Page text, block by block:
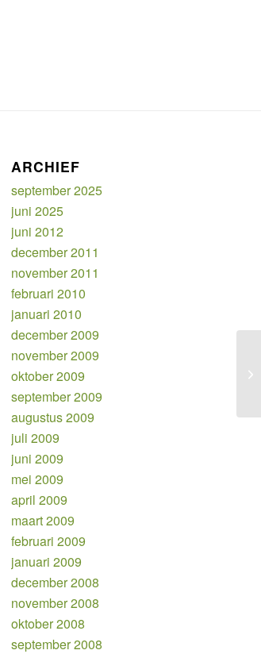
ARCHIEF
september 2025
juni 2025
juni 2012
december 2011
november 2011
februari 2010
januari 2010
december 2009
november 2009
oktober 2009
september 2009
augustus 2009
juli 2009
juni 2009
mei 2009
april 2009
maart 2009
februari 2009
januari 2009
december 2008
november 2008
oktober 2008
september 2008